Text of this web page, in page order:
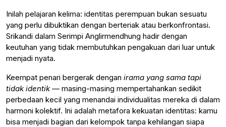
Inilah pelajaran kelima: identitas perempuan bukan sesuatu
yang perlu dibuktikan dengan berteriak atau berkonfrontasi.
Srikandi dalam Serimpi Anglirmendhung hadir dengan
keutuhan yang tidak membutuhkan pengakuan dari luar untuk
menjadi nyata.
Keempat penari bergerak dengan irama yang sama tapi
tidak identik — masing-masing mempertahankan sedikit
perbedaan kecil yang menandai individualitas mereka di dalam
harmoni kolektif. Ini adalah metafora kekuatan identitas: kamu
bisa menjadi bagian dari kelompok tanpa kehilangan siapa